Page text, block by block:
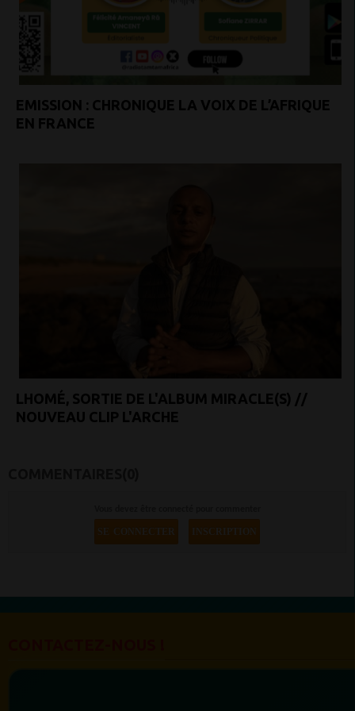
EMISSION : CHRONIQUE LA VOIX DE L’AFRIQUE
EN FRANCE
LHOMÉ, SORTIE DE L'ALBUM MIRACLE(S) //
NOUVEAU CLIP L'ARCHE
SE CONNECTER INSCRIPTION